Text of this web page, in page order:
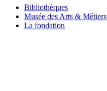
Bibliothèques
Musée des Arts & Métiers
La fondation